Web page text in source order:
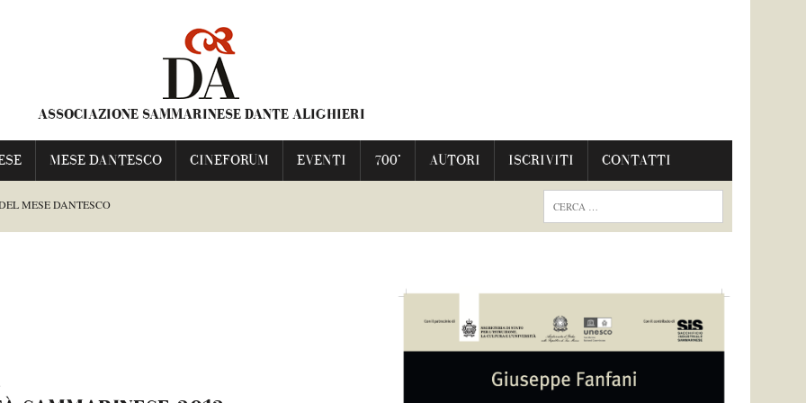
ASSOCIAZIONE SAMMARINESE DANTE ALIGHIERI
MESE DANTESCO CINEFORUM EVENTI 700° AUTORI ISCRIVITI CONTATTI
MESE DANTESCO
PRAVE”